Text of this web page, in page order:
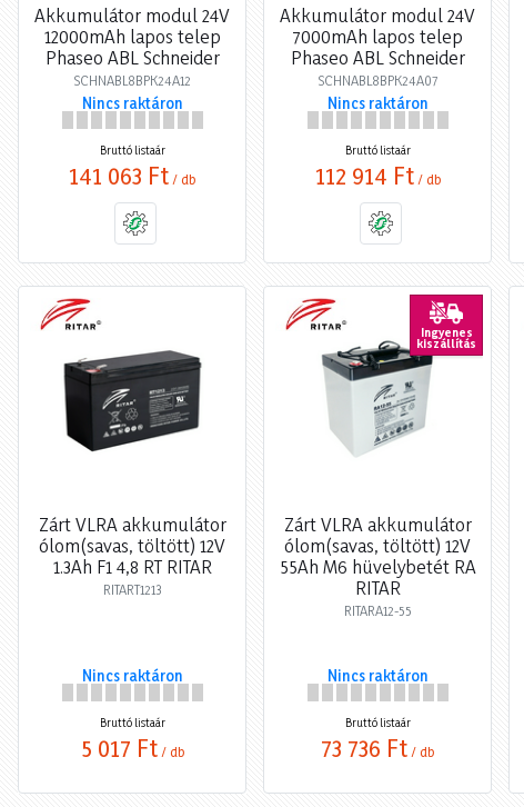
Akkumulátor modul 24V
12000mAh lapos telep
Phaseo ABL Schneider
SCHNABL8BPK24A12
Nincs raktáron
Bruttó listaár
141 063 Ft / db
Akkumulátor modul 24V
7000mAh lapos telep
Phaseo ABL Schneider
SCHNABL8BPK24A07
Nincs raktáron
Bruttó listaár
112 914 Ft / db
Zárt VLRA akkumulátor
ólom(savas, töltött) 12V
1.3Ah F1 4,8 RT RITAR
RITART1213
Nincs raktáron
Bruttó listaár
5 017 Ft / db
Ingyenes
kiszállítás
Zárt VLRA akkumulátor
ólom(savas, töltött) 12V
55Ah M6 hüvelybetét RA
RITAR
RITARA12-55
Nincs raktáron
Bruttó listaár
73 736 Ft / db